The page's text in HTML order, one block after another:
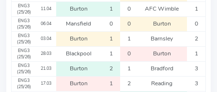
ENG3
(25/26)
11.04 Burton 1 0 AFC Wimble 1
ENG3
(25/26)
06.04 Mansfield 0 0 Burton 0
ENG3
(25/26)
03.04 Burton 1 1 Barnsley 2
ENG3
(25/26)
28.03 Blackpool 1 0 Burton 1
ENG3
(25/26)
21.03 Burton 2 1 Bradford 3
ENG3
(25/26)
17.03 Burton 1 2 Reading 3